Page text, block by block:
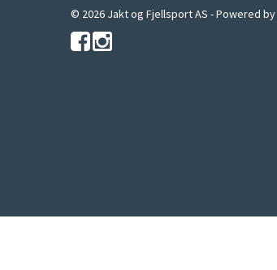
© 2026 Jakt og Fjellsport AS - Powered by